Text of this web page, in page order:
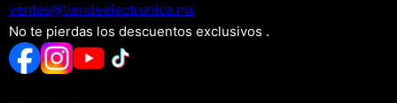
xm.acinortceleedneit@satnev
No te pierdas los descuentos exclusivos .